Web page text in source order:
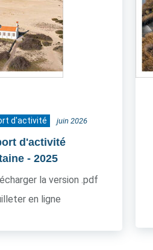
d'activité juin 2026
d'activité
- 2025
la version .pdf
en ligne